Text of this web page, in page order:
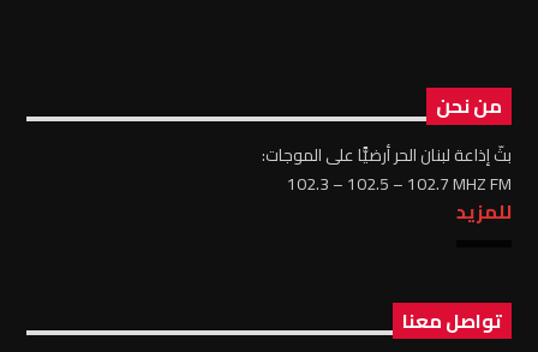
من نحن
بثّ إذاعة لبنان الحر أرضيًّا على الموجات:
102.3 – 102.5 – 102.7 MHZ FM
للمزيد
تواصل معنا